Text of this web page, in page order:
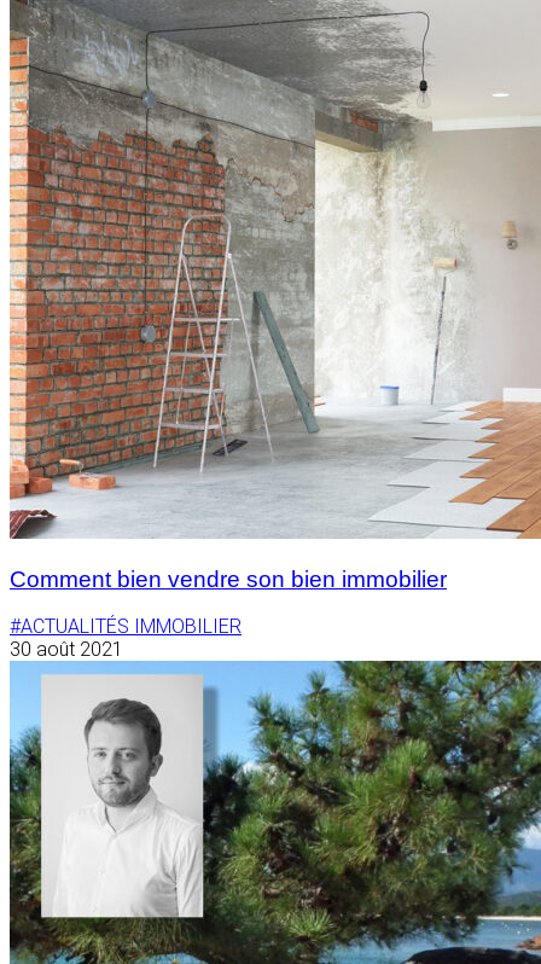
Comment bien vendre son bien immobilier
#ACTUALITÉS IMMOBILIER
30 août 2021